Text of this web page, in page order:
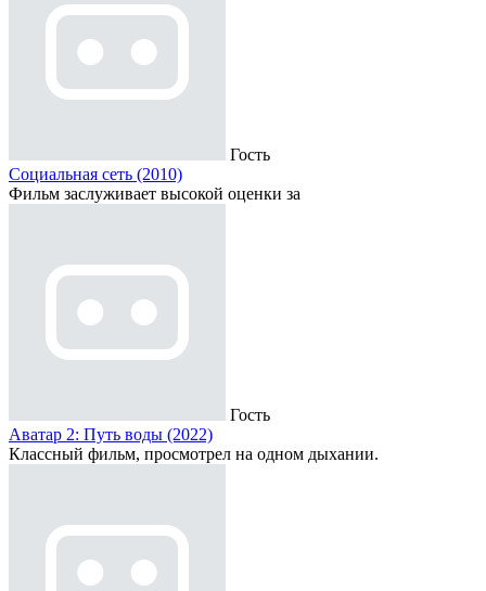
Гость
Социальная сеть (2010)
Фильм заслуживает высокой оценки за
Гость
Аватар 2: Путь воды (2022)
Классный фильм, просмотрел на одном дыхании.